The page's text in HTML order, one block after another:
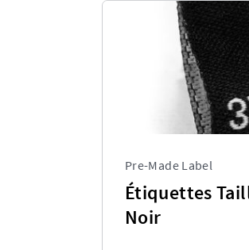
Pre-Made Label
Étiquettes
Noir